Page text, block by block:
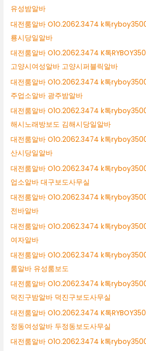
유성밤알바
대전룸알바 O1O.2062.3474 k톡
룡시당일알바
대전룸알바 O1O.2062.3474 K톡
고양시여성알바 고양시퍼블릭알바
대전룸알바 O1O.2062.3474 k톡
주업소알바 광주밤알바
대전룸알바 O1O.2062.3474 k톡
해시노래방보도 김해시당일알바
대전룸알바 O1O.2062.3474 k톡
산시당일알바
대전룸알바 O1O.2062.3474 k톡
업소알바 대구보도사무실
대전룸알바 O1O.2062.3474 k톡
전바알바
대전룸알바 O1O.2062.3474 k톡
여자알바
대전룸알바 O1O.2062.3474 k톡
룸알바 유성룸보도
대전룸알바 O1O.2062.3474 k톡
덕진구밤알바 덕진구보도사무실
대전룸알바 O1O.2062.3474 K톡
정동여성알바 두정동보도사무실
대전룸알바 O1O.2062.3474 k톡